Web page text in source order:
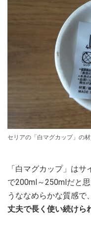
セリアの「白マグカップ」の
「白マグカップ」は
で200ml～250mlだと
うななめらかな質感で
丈夫で長く使い続けら